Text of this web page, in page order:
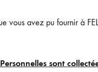
vous avez pu fournir à
sont